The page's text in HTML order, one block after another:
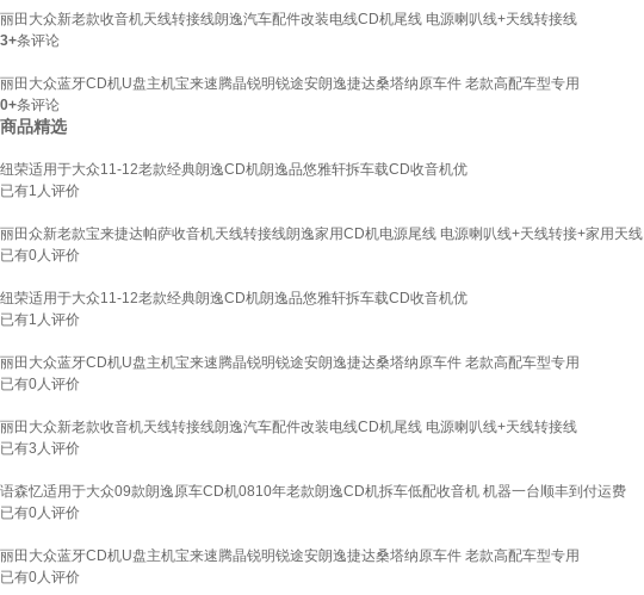
丽田大众新老款收音机天线转接线朗逸汽车配件改装电线CD机尾线 电源喇叭线+天线转接线
3+条评论
丽田大众蓝牙CD机U盘主机宝来速腾晶锐明锐途安朗逸捷达桑塔纳原车件 老款高配车型专用
0+条评论
商品精选
纽荣适用于大众11-12老款经典朗逸CD机朗逸品悠雅轩拆车载CD收音机优
已有1 人评价
丽田众新老款宝来捷达帕萨收音机天线转接线朗逸家用CD机电源尾线 电源喇叭线+天线转接+家用天线
已有0人评价
纽荣适用于大众11-12老款经典朗逸CD机朗逸品悠雅轩拆车载CD收音机优
已有1 人评价
丽田大众蓝牙CD机U盘主机宝来速腾晶锐明锐途安朗逸捷达桑塔纳原车件 老款高配车型专用
已有0人评价
丽田大众新老款收音机天线转接线朗逸汽车配件改装电线CD机尾线 电源喇叭线+天线转接线
已有3 人评价
语森忆适用于大众09款朗逸原车CD机0810年老款朗逸CD机拆车低配收音机 机器一台顺丰到付运费
已有0人评价
丽田大众蓝牙CD机U盘主机宝来速腾晶锐明锐途安朗逸捷达桑塔纳原车件 老款高配车型专用
已有0人评价